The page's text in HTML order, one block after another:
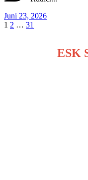
Juni 23, 2026
1 2 … 31
ESK